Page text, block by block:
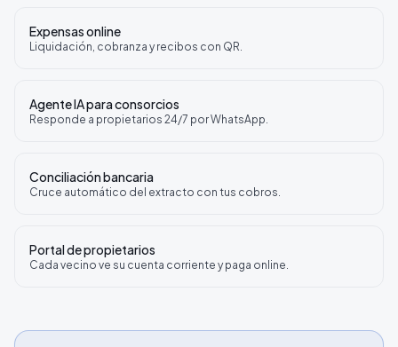
Expensas online
Liquidación, cobranza y recibos con QR.
Agente IA para consorcios
Responde a propietarios 24/7 por WhatsApp.
Conciliación bancaria
Cruce automático del extracto con tus cobros.
Portal de propietarios
Cada vecino ve su cuenta corriente y paga online.